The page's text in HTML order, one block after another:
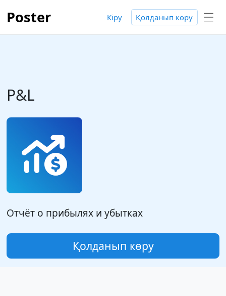
Poster Кіру Қолданып көру
P&L
Отчёт о прибылях и убытках
Қолданып көру